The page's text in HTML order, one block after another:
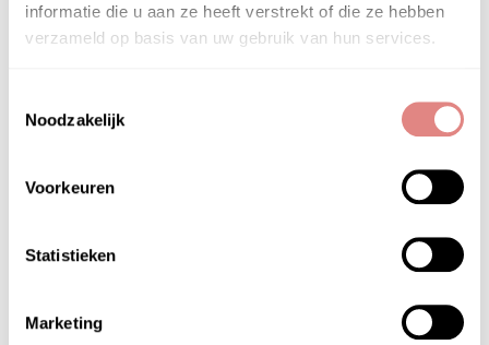
informatie die u aan ze heeft verstrekt of die ze hebben
verzameld op basis van uw gebruik van hun services.
Noodzakelijk
Voorkeuren
Statistieken
Marketing